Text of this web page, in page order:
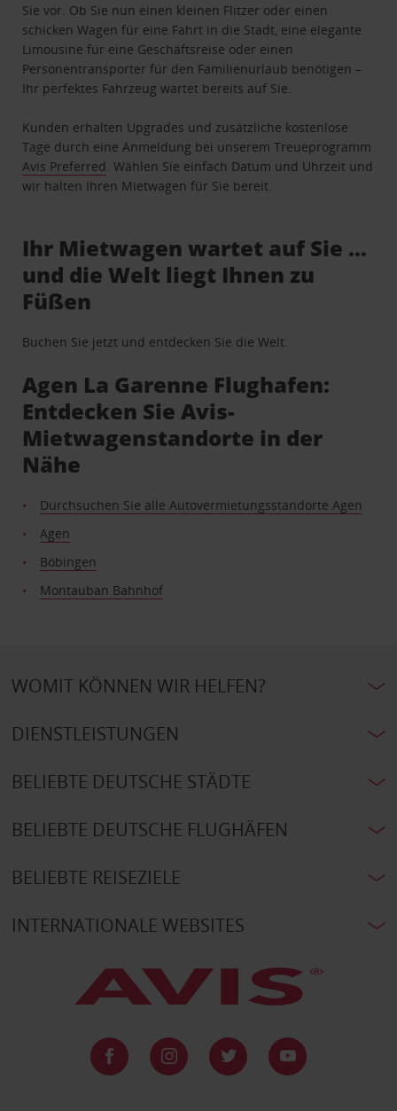
Sie vor. Ob Sie nun einen kleinen Flitzer oder einen
schicken Wagen für eine Fahrt in die Stadt, eine elegante
Limousine für eine Geschäftsreise oder einen
Personentransporter für den Familienurlaub benötigen –
Ihr perfektes Fahrzeug wartet bereits auf Sie.
Kunden erhalten Upgrades und zusätzliche kostenlose
Tage durch eine Anmeldung bei unserem Treueprogramm
Avis Preferred . Wählen Sie einfach Datum und Uhrzeit und
wir halten Ihren Mietwagen für Sie bereit.
Ihr Mietwagen wartet auf Sie …
und die Welt liegt Ihnen zu
Füßen
Buchen Sie jetzt und entdecken Sie die Welt.
Agen La Garenne Flughafen:
Entdecken Sie Avis-
Mietwagenstandorte in der
Nähe
Durchsuchen Sie alle Autovermietungsstandorte Agen
Agen
Böbingen
Montauban Bahnhof
WOMIT KÖNNEN WIR HELFEN?
DIENSTLEISTUNGEN
BELIEBTE DEUTSCHE STÄDTE
BELIEBTE DEUTSCHE FLUGHÄFEN
BELIEBTE REISEZIELE
INTERNATIONALE WEBSITES